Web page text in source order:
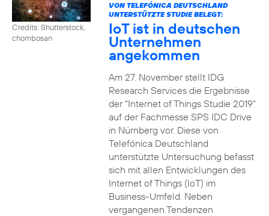
Credits: Shutterstock,
chombosan
VON TELEFÓNICA DEUTSCHLAND
UNTERSTÜTZTE STUDIE BELEGT:
IoT ist in deutschen
Unternehmen
angekommen
Am 27. November stellt IDG
Research Services die Ergebnisse
der “Internet of Things Studie 2019“
auf der Fachmesse SPS IDC Drive
in Nürnberg vor. Diese von
Telefónica Deutschland
unterstützte Untersuchung befasst
sich mit allen Entwicklungen des
Internet of Things (IoT) im
Business-Umfeld. Neben
vergangenen Tendenzen